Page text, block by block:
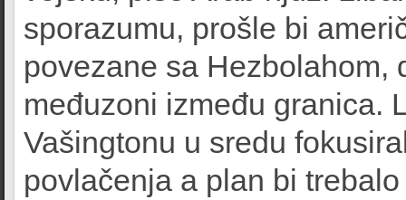
sporazumu, prošle bi
povezane sa Hezbolahom,
međuzoni između granica.
Vašingtonu u sredu
povlačenja a plan bi